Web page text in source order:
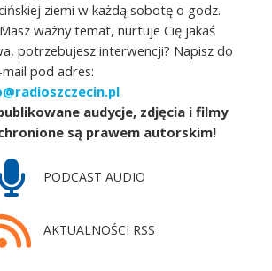
ziemi w każdą sobotę o godz.
ważny temat, nurtuje Cię jakaś
potrzebujesz interwencji? Napisz do
pod adres:
audycje, zdjęcia i filmy
są prawem autorskim!
PODCAST AUDIO
AKTUALNOŚCI RSS